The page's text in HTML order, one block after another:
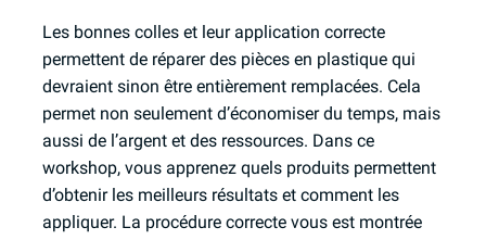
Les bonnes colles et leur application correcte
permettent de réparer des pièces en plastique qui
devraient sinon être entièrement remplacées. Cela
permet non seulement d’économiser du temps, mais
aussi de l’argent et des ressources. Dans ce
workshop, vous apprenez quels produits permettent
d’obtenir les meilleurs résultats et comment les
appliquer. La procédure correcte vous est montrée